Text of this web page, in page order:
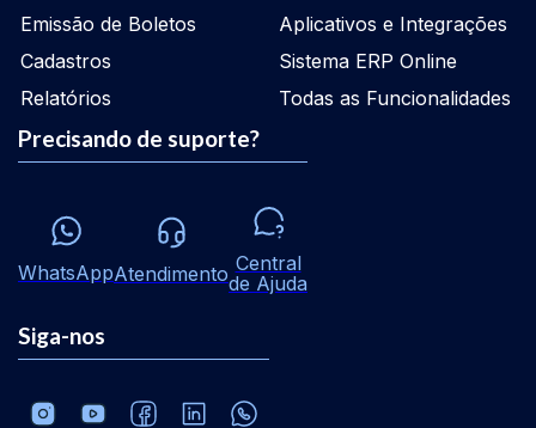
Emissão de Boletos
Cadastros
Relatórios
Aplicativos e Integrações
Sistema ERP Online
Todas as Funcionalidades
Precisando de suporte?
WhatsAppAtendimento Central
de Ajuda
Siga-nos